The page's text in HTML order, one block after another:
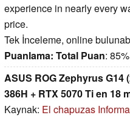
experience in nearly every
price.
Tek İnceleme, online
Puanlama: Total Puan: 85%
ASUS ROG Zephyrus G14
386H + RTX 5070 Ti en 18
Kaynak: El chapuzas